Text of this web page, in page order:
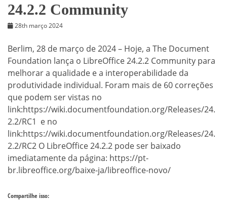
24.2.2 Community
28th março 2024
Berlim, 28 de março de 2024 – Hoje, a The Document
Foundation lança o LibreOffice 24.2.2 Community para
melhorar a qualidade e a interoperabilidade da
produtividade individual. Foram mais de 60 correções
que podem ser vistas no
link:https://wiki.documentfoundation.org/Releases/24.
2.2/RC1 e no
link:https://wiki.documentfoundation.org/Releases/24.
2.2/RC2 O LibreOffice 24.2.2 pode ser baixado
imediatamente da página: https://pt-
br.libreoffice.org/baixe-ja/libreoffice-novo/
Compartilhe isso: